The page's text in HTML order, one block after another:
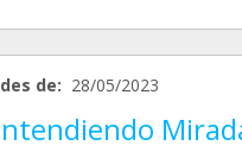
de: 28/05/2023